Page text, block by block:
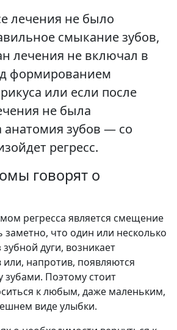
лечения не было
смыкание зубов,
лечения не включал в
формированием
или если после
не была
анатомия зубов — со
регресс.
говорят о
регресса является смещение
что один или несколько
дуги, возникает
или, напротив, появляются
Поэтому стоит
к любым, даже маленьким,
виде улыбки.